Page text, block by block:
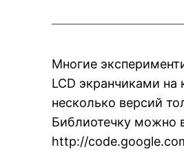
Многие
LCD экранчиками
несколько версий
Библиотечку можно
http://